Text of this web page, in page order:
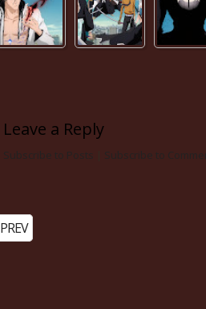
Leave a Reply
Subscribe to Posts Subscribe to
PREV